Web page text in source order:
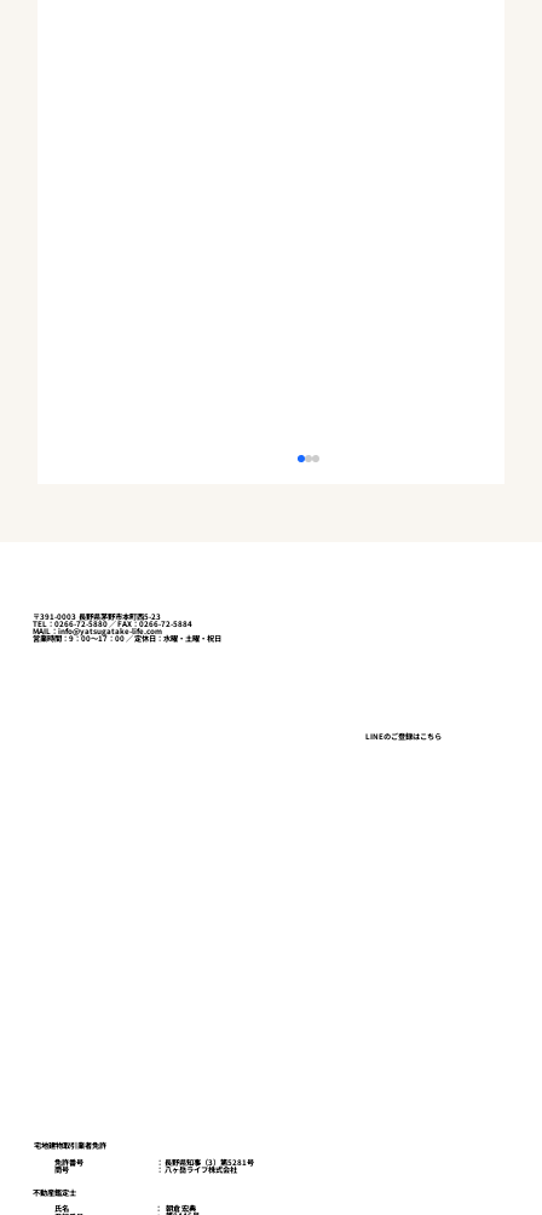
ガラガラの百貨店、建ちすぎるオフィ
宅地建物取引業者免許
免許番号
​： 長野県知事（3）第5281号
商号 ​： 八ヶ岳ライフ株式会社
不動産鑑定士
氏名
朝倉 宏典
：
〒391-0003 長野県茅野市本町西5-23
TEL：0266-72-5880 ／ FAX：0266-72-5884
MAIL：info@yatsugatake-life.com
営業時間：9：00～17：00 ／ 定休日：水曜・土曜・祝日
LINEのご登録はこちら